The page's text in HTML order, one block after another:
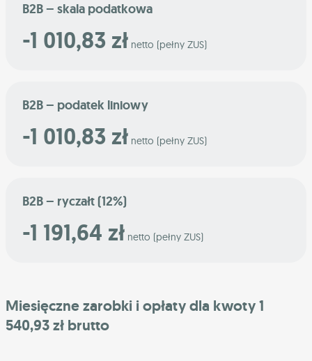
B2B – skala podatkowa
-1 010,83 zł netto (pełny ZUS)
B2B – podatek liniowy
-1 010,83 zł netto (pełny ZUS)
B2B – ryczałt (12%)
-1 191,64 zł netto (pełny ZUS)
Miesięczne zarobki i opłaty dla kwoty 1
540,93 zł brutto